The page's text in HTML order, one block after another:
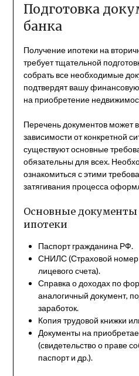
Подготовка
банка
Получение ипотеки на
требует тщательной
собрать все необходимые
подтвердят вашу
на приобретение
Перечень документов может
зависимости от конкретной
существуют основные
обязательны для всех.
ознакомиться с этими
затягивания процесса
Основные документы
ипотеки
Паспорт гражданина РФ.
СНИЛС (Страховой номер
лицевого счета).
Справка о доходах по
аналогичный документ,
заработок.
Копия трудовой книжки
Документы на
(свидетельство о праве
паспорт и др.).